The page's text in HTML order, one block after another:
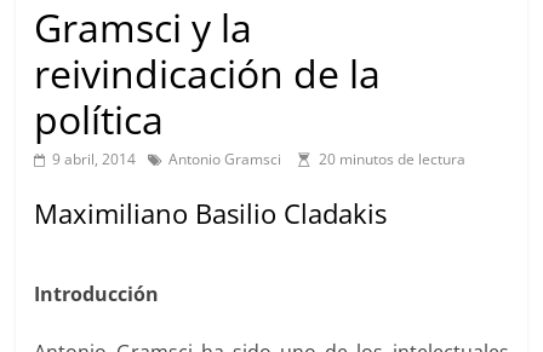
Gramsci y la
reivindicación de la
política
9 abril, 2014 Antonio Gramsci 20 minutos de lectura
Maximiliano Basilio Cladakis
Introducción